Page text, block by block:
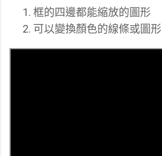
框的四邊都能縮放的圖形
可以變換顏色的線條或圖形